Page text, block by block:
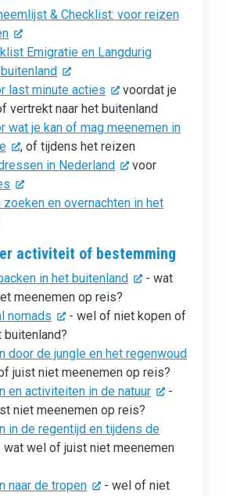
& Checklist: voor reizen
Emigratie en Langdurig
last minute acties
voordat je
vertrekt naar het buitenland
wat je kan of mag meenemen in
, of tijdens het reizen
in Nederland
voor
en overnachten in het
activiteit of bestemming
in het buitenland
- wat
meenemen op reis?
nomads
- wel of niet kopen of
buitenland?
door de jungle en het regenwoud
juist niet meenemen op reis?
en activiteiten in de natuur
-
niet meenemen op reis?
in de regentijd en tijdens de
wat wel of juist niet meenemen
naar de tropen
- wel of niet